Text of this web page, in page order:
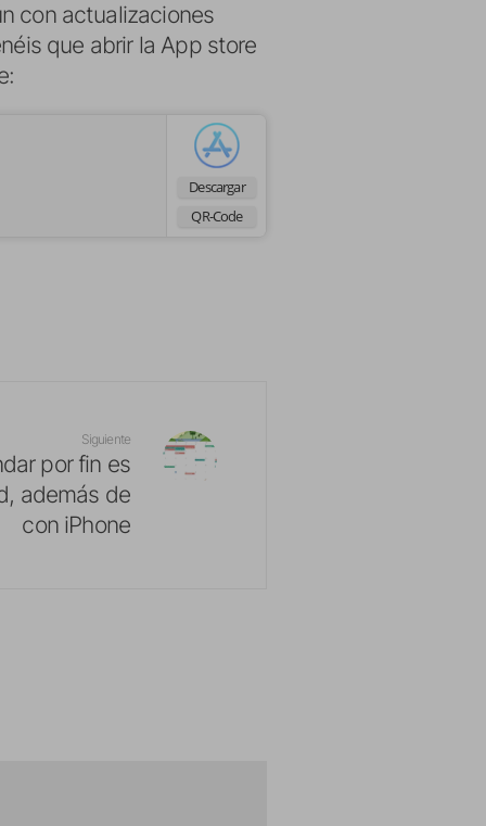
con actualizaciones
que abrir la App store
Descargar
QR-Code
Siguiente
por fin es
además de
con iPhone